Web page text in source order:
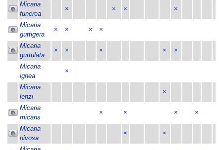
Micaria
funerea
× × × ×
Micaria
guttigera
× × × ×
Micaria
guttulata
× × × × ×
Micaria
ignea
×
Micaria
lenzi
×
Micaria
micans
× × × ×
Micaria
nivosa
× ×